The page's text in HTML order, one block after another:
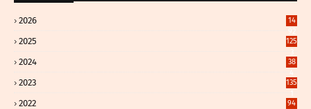
2026
14
92
2025
125
3
2024
38
4
2023
135
1
2022 94